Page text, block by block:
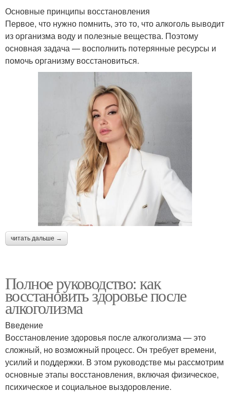
Основные принципы восстановления
Первое, что нужно помнить, это то, что алкоголь выводит
из организма воду и полезные вещества. Поэтому
основная задача — восполнить потерянные ресурсы и
помочь организму восстановиться.
читать дальше →
Полное руководство: как
восстановить здоровье после
алкоголизма
Введение
Восстановление здоровья после алкоголизма — это
сложный, но возможный процесс. Он требует времени,
усилий и поддержки. В этом руководстве мы рассмотрим
основные этапы восстановления, включая физическое,
психическое и социальное выздоровление.